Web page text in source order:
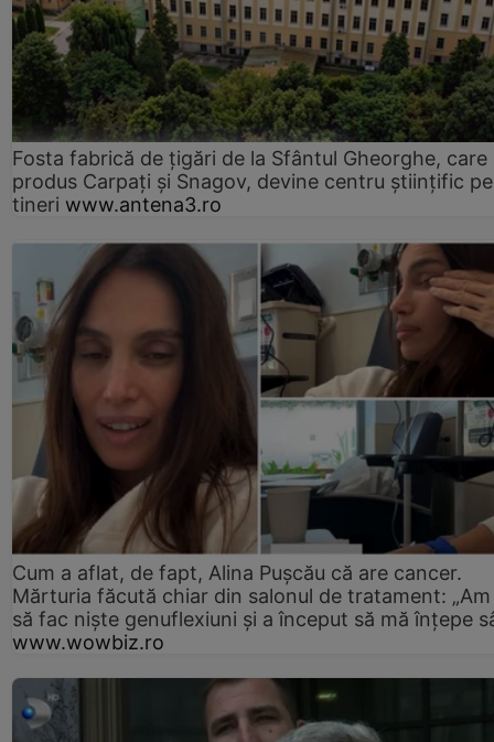
Fosta fabrică de țigări de la Sfântul Gheorghe, care
produs Carpați și Snagov, devine centru științific
tineri www.antena3.ro
Cum a aflat, de fapt, Alina Pușcău că are cancer.
Mărturia făcută chiar din salonul de tratament:
să fac niște genuflexiuni și a început să mă înțepe
www.wowbiz.ro